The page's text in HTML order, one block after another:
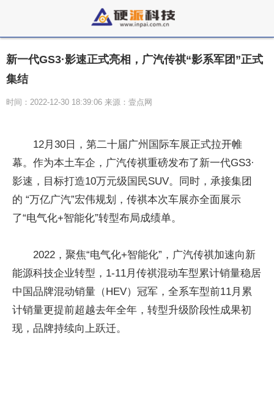
新一代GS3·影速正式亮相，广汽传祺“影系军团”正式
集结
时间：2022-12-30 18:39:06 来源：壹点网
12月30日，第二十届广州国际车展正式拉开帷
幕。作为本土车企，广汽传祺重磅发布了新一代GS3·
影速，目标打造10万元级国民SUV。同时，承接集团
的 “万亿广汽”宏伟规划，传祺本次车展亦全面展示
了“电气化+智能化”转型布局成绩单。
2022，聚焦“电气化+智能化”，广汽传祺加速向新
能源科技企业转型，1-11月传祺混动车型累计销量稳居
中国品牌混动销量（HEV）冠军，全系车型前11月累
计销量更提前超越去年全年，转型升级阶段性成果初
现，品牌持续向上跃迁。